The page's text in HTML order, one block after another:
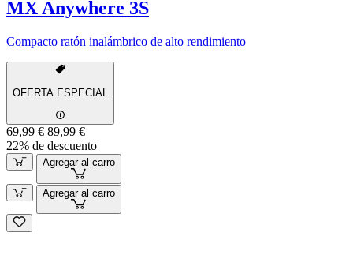
MX Anywhere 3S
Compacto ratón inalámbrico de alto rendimiento
OFERTA ESPECIAL
69,99 € 89,99 €
22% de descuento
Agregar al carro
Agregar al carro